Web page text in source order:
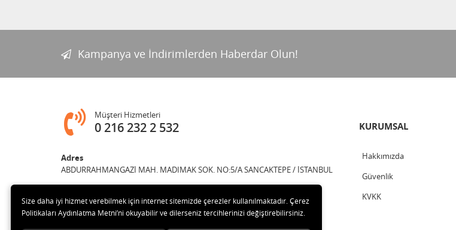
Kampanya ve İndirimlerden Haberdar Olun!
Müşteri Hizmetleri
0 216 232 2 532
Adres
ABDURRAHMANGAZİ MAH. MADIMAK SOK. NO:5/A SANCAKTEPE / İSTANBUL
KURUMSAL
Hakkımızda
Güvenlik
KVKK
Size daha iyi hizmet verebilmek için internet sitemizde çerezler kullanılmaktadır. Çerez
Politikaları Aydınlatma Metni’ni okuyabilir ve dilerseniz tercihlerinizi değiştirebilirsiniz.